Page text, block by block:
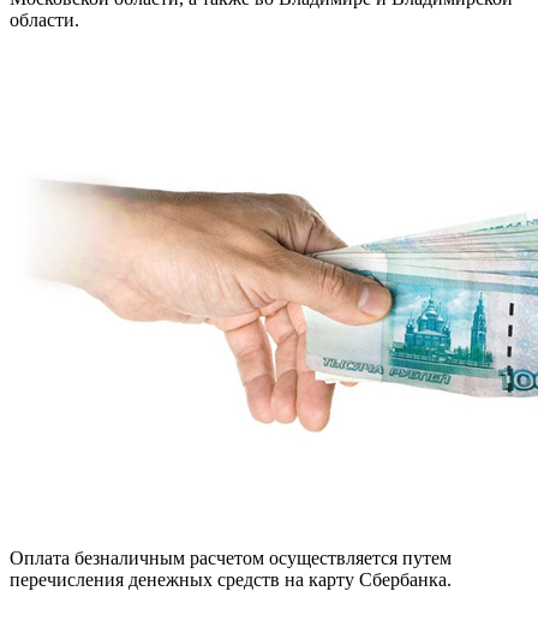
области.
Оплата безналичным расчетом осуществляется путем
перечисления денежных средств на карту Сбербанка.